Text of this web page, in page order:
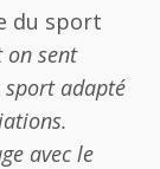
du sport
on sent
sport adapté
avec le